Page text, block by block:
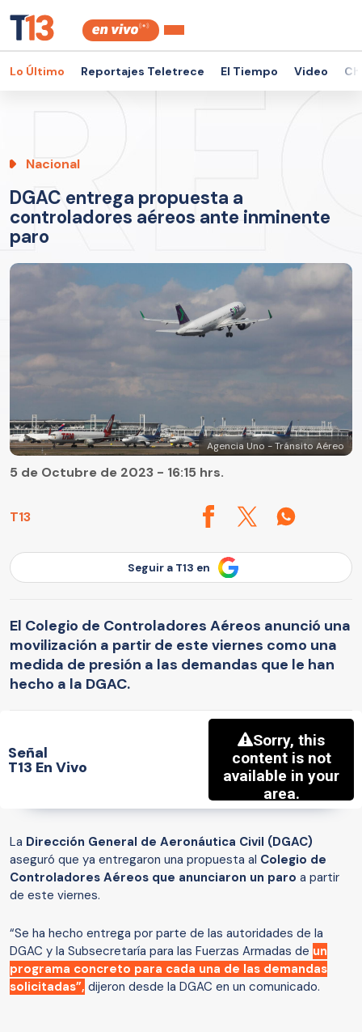
Lo Último Reportajes Teletrece El Tiempo Video
Nacional
DGAC entrega propuesta a
controladores aéreos ante inminente
paro
Agencia Uno - Tránsito Aéreo
T13
5 de Octubre de 2023 - 16:15 hrs.
Seguir a T13 en
El Colegio de Controladores Aéreos anunció una
movilización a partir de este viernes como una
medida de presión a las demandas que le han
hecho a la DGAC.
Señal
T13 En Vivo
La Dirección General de Aeronáutica Civil (DGAC)
aseguró que ya entregaron una propuesta al Colegio de
Controladores Aéreos que anunciaron un paro a partir
de este viernes.
“Se ha hecho entrega por parte de las autoridades de la
DGAC y la Subsecretaría para las Fuerzas Armadas de un
programa concreto para cada una de las demandas
solicitadas”, dijeron desde la DGAC en un comunicado.